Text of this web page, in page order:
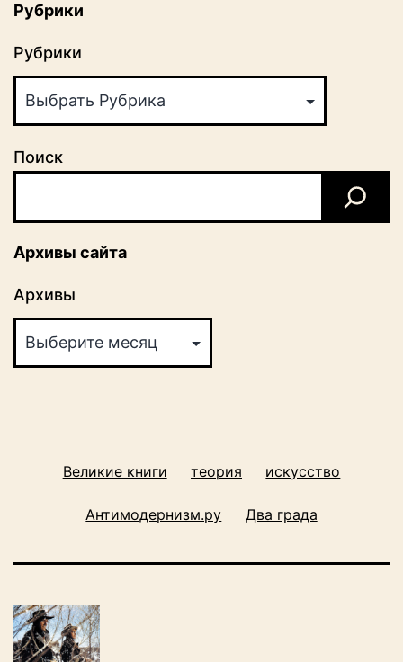
Рубрики
Рубрики
Поиск
Архивы сайта
Архивы
Великие книги теория искусство
Антимодернизм.ру Два града